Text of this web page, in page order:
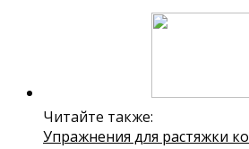
Читайте также:
Упражнения для растяжки